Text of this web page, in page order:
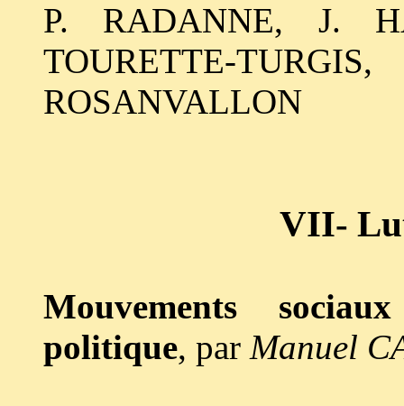
P. RADANNE, J.
TOURETTE-
ROSANVALLON
VII-
Mouvements
politique, par Manuel